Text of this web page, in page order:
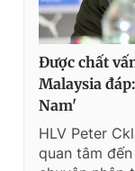
Được chất
Malaysia
Nam'
HLV Peter
quan tâm